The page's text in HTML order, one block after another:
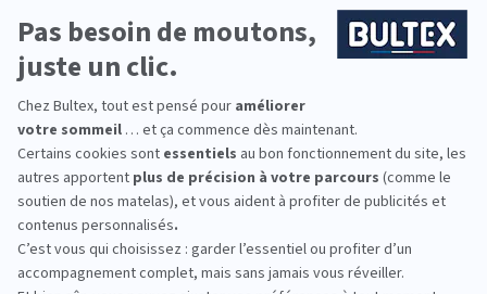
parentale, vous trouvez une solution simple et
fiable.
*Marque la plus détenue : 18 599 personnes
Iligo.
GRAND LITIER NARBONNE
: essayez avant d’acheter
Rien ne remplace un essai en magasin.
Allongez‑vous, comparez les fermetés et testez
différentes positions pour ressentir le bon confort
avant de décider. Prenez votre temps.